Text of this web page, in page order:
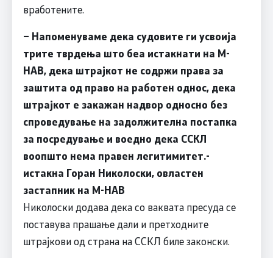
вработените.
– Напоменуваме дека судовите ги усвоија
трите тврдења што беа истакнати на М-
НАВ, дека штрајкот не содржи права за
заштита од право на работен однос, дека
штрајкот е закажан надвор односно без
спроведување на задолжителна постапка
за посредување и воедно дека ССКЛ
воопшто нема правен легитимитет.-
истакна Горан Николоски, овластен
застапник на М-НАВ
Николоски додава дека со ваквата пресуда се
поставува прашање дали и претходните
штрајкови од страна на ССКЛ биле законски.